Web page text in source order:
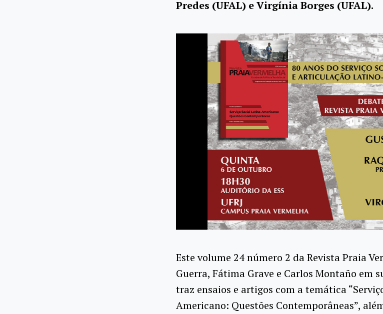
Predes (UFAL) e Virgínia Borges (UFAL).
Este volume 24 número 2 da Revista Praia
Guerra, Fátima Grave e Carlos Montaño em
traz ensaios e artigos com a temática
Americano: Questões Contemporâneas”,